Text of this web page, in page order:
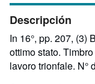
Descripción
In 16°, pp. 207, (3)
ottimo stato.
lavoro trionfale. N°